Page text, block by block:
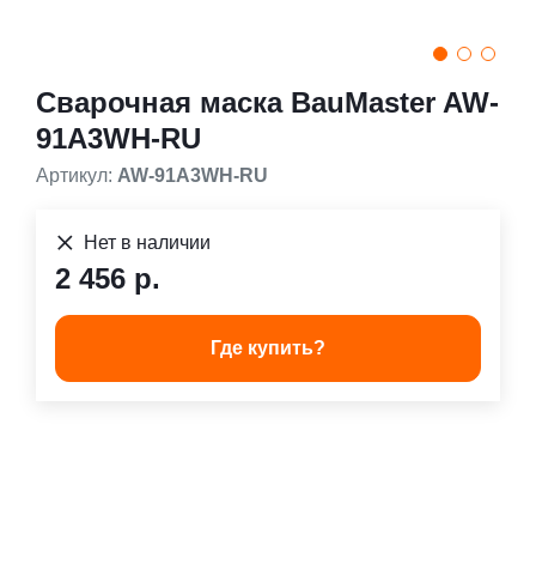
Сварочная маска BauMaster AW-
91A3WH-RU
Артикул: AW-91A3WH-RU
Нет в наличии
2 456 р.
Где купить?